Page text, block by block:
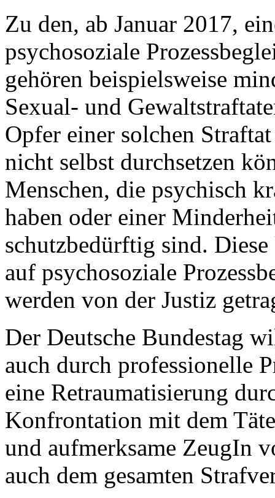
Zu den, ab Januar 2017,
psychosoziale
gehören beispielsweise
Sexual- und
Opfer einer solchen
nicht selbst durchsetzen
Menschen, die psychisch
haben oder einer
schutzbedürftig sind.
auf psychosoziale
werden von der Justiz
Der Deutsche Bundestag
auch durch professionelle
eine Retraumatisierung
Konfrontation mit dem
und aufmerksame ZeugIn
auch dem gesamten